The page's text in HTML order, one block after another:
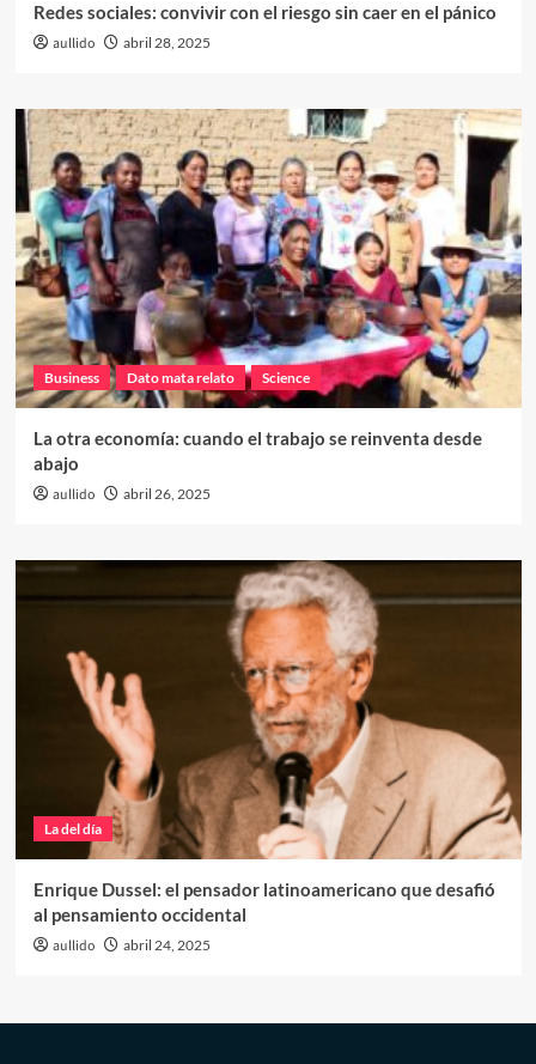
Redes sociales: convivir con el riesgo sin caer en el pánico
aullido abril 28, 2025
Business Dato mata relato Science
La otra economía: cuando el trabajo se reinventa desde
abajo
aullido abril 26, 2025
La del día
Enrique Dussel: el pensador latinoamericano que desafió
al pensamiento occidental
aullido abril 24, 2025